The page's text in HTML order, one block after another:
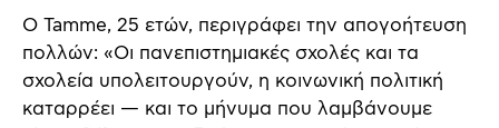
Ο Tamme, 25 ετών, περιγράφει την απογοήτευση
πολλών: «Οι πανεπιστημιακές σχολές και τα
σχολεία υπολειτουργούν, η κοινωνική πολιτική
καταρρέει — και το μήνυμα που λαμβάνουμε